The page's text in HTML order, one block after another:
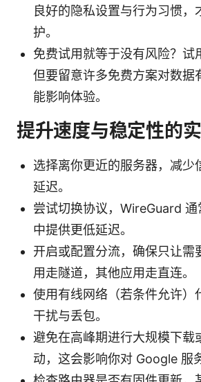
良好的隐私设置与行为习惯，
护。
免费试用就等于没有风险？试
但要留意许多免费方案对数据
能影响体验。
提升速度与稳定性的
选择离你更近的服务器，减少
延迟。
尝试切换协议，WireGuard
中提供更低延迟。
开启或配置分流，确保只让需
用走隧道，其他应用走直连。
使用有线网络（若条件允许）
干扰与丢包。
避免在高峰期进行大规模下载
动，这会影响你对 Google 服